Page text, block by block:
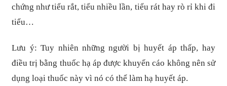
chứng như tiểu rắt, tiểu nhiều lần, tiểu rát hay rò rỉ khi đi
tiểu…
Lưu ý: Tuy nhiên những người bị huyết áp thấp, hay
điều trị bằng thuốc hạ áp được khuyến cáo không nên sử
dụng loại thuốc này vì nó có thể làm hạ huyết áp.